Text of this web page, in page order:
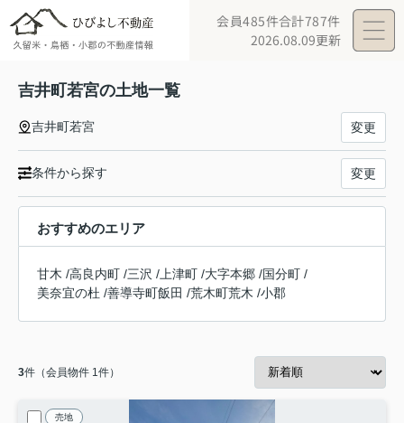
会員485件合計787件
2026.08.09更新
吉井町若宮の土地一覧
吉井町若宮 変更
条件から探す 変更
おすすめのエリア
甘木 /高良内町 /三沢 / 上津町 /大字本郷 /国分町 /
美奈宜の杜 /善導寺町飯田 /荒木町荒木 /小郡
3件（会員物件 1件）
売地